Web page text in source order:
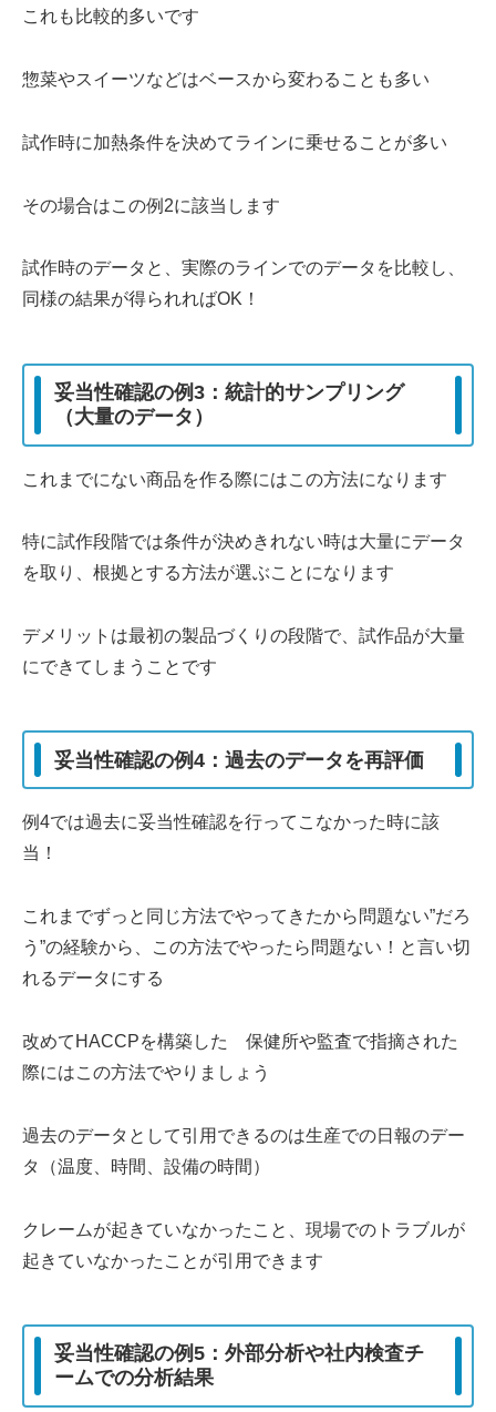
これも比較的多いです
惣菜やスイーツなどはベースから変わることも多い
試作時に加熱条件を決めてラインに乗せることが多い
その場合はこの例2に該当します
試作時のデータと、実際のラインでのデータを比較し、
同様の結果が得られればOK！
妥当性確認の例3：統計的サンプリング
（大量のデータ）
これまでにない商品を作る際にはこの方法になります
特に試作段階では条件が決めきれない時は大量にデータ
を取り、根拠とする方法が選ぶことになります
デメリットは最初の製品づくりの段階で、試作品が大量
にできてしまうことです
妥当性確認の例4：過去のデータを再評価
例4では過去に妥当性確認を行ってこなかった時に該
当！
これまでずっと同じ方法でやってきたから問題ない”だろ
う”の経験から、この方法でやったら問題ない！と言い切
れるデータにする
改めてHACCPを構築した 保健所や監査で指摘された
際にはこの方法でやりましょう
過去のデータとして引用できるのは生産での日報のデー
タ（温度、時間、設備の時間）
クレームが起きていなかったこと、現場でのトラブルが
起きていなかったことが引用できます
妥当性確認の例5：外部分析や社内検査チ
ームでの分析結果